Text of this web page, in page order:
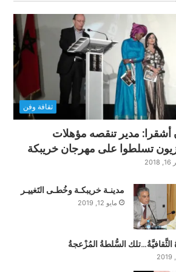
ثقافة وفن
أشقرا: مدير تنقصه مؤهلات
تسلطوا على مهرجان خريبكة
مدينـة خريبكـة وخُطـى التَغييـر
مايو 12, 2019
السُّلطةُ المُزْعجةُ